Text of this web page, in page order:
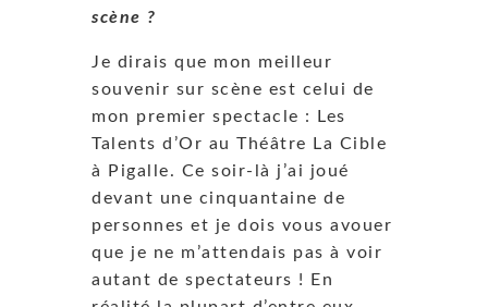
scène ?
Je dirais que mon meilleur
souvenir sur scène est celui de
mon premier spectacle : Les
Talents d’Or au Théâtre La Cible
à Pigalle. Ce soir-là j’ai joué
devant une cinquantaine de
personnes et je dois vous avouer
que je ne m’attendais pas à voir
autant de spectateurs ! En